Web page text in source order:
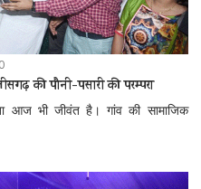
0
की पौनी-पसारी की परम्परा
आज भी जीवंत है। गांव की सामाजिक